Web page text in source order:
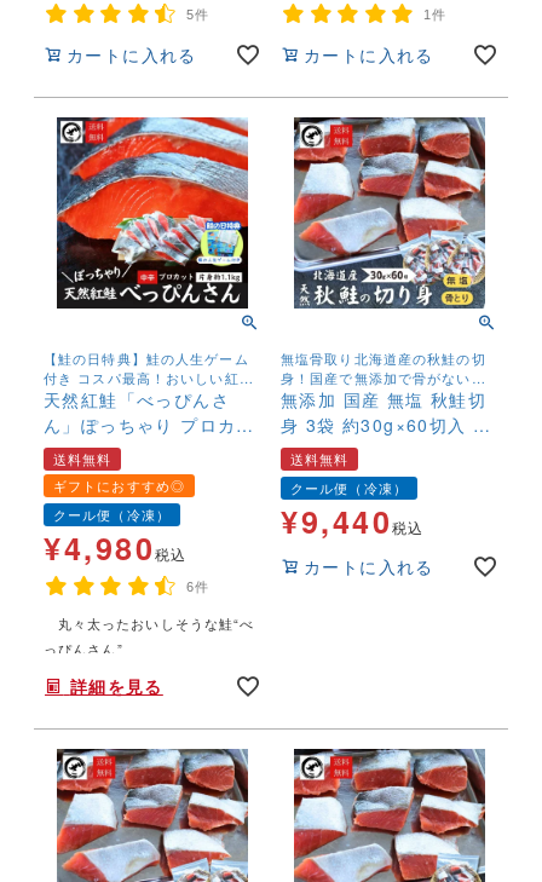
5件
カートに入れる
1件
カートに入れる
【鮭の日特典】鮭の人生ゲーム
付き コスパ最高！おいしい紅鮭
はこちら！天然紅鮭「べっぴん
さん」
天然紅鮭「べっぴんさ
ん」ぽっちゃり プロカッ
ト約1.1kg 【送料無
料】 鮭の人生ゲーム付き
限定70個 鮭 サケ さけ サ
ーモン 天然 紅サケ 紅さ
け 内祝 法要 法事 出産祝
い 結婚 お祝 誕生日 長寿
金婚式 銀婚式 還暦 古稀
贅沢 人気セット 高級 ご
飯の友 海鮮 ギフト 送料
無料 鮭の日
送料無料
ギフトにおすすめ◎
クール便（冷凍）
¥4,980税込
6件
丸々太ったおいしそうな鮭“べ
っぴんさん”
詳細を見る
無塩骨取り北海道産の秋鮭の切
身！国産で無添加で骨がないの
が欲しいとの声から誕生しまし
た！
無添加 国産 無塩 秋鮭切
身 3袋 約30g×60切入 送
料無料 骨取り 骨なし 天
然 魚 鮭 さけ サケ 焼く
だけ そのまま使える お
弁当 ストック
送料無料
クール便（冷凍）
¥9,440税込
カートに入れる